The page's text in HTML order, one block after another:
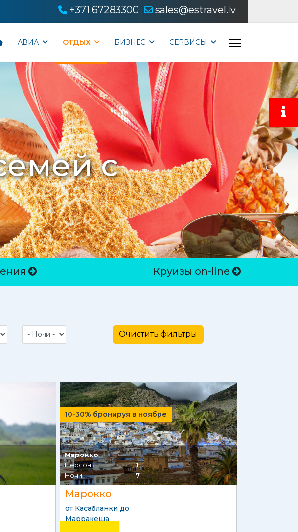
+371 67283300 sales@estravel.lv
АВИА ОТДЫХ БИЗНЕС CЕРВИСЫ
с
Круизы on-line
10-30% бронируя в ноябре
Марокко
Персоны
1
Ночи
7
Марокко
от Касабланки до
Марракеша